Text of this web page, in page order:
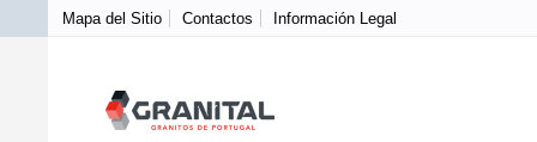
Mapa del Sitio Contactos Información Legal